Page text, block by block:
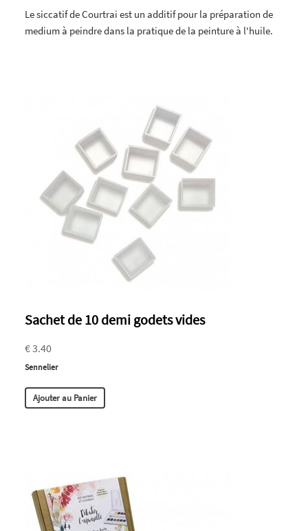
Le siccatif de Courtrai est un additif pour la préparation de
medium à peindre dans la pratique de la peinture à l'huile.
Sachet de 10 demi godets vides
€ 3.40
Sennelier
Ajouter au Panier